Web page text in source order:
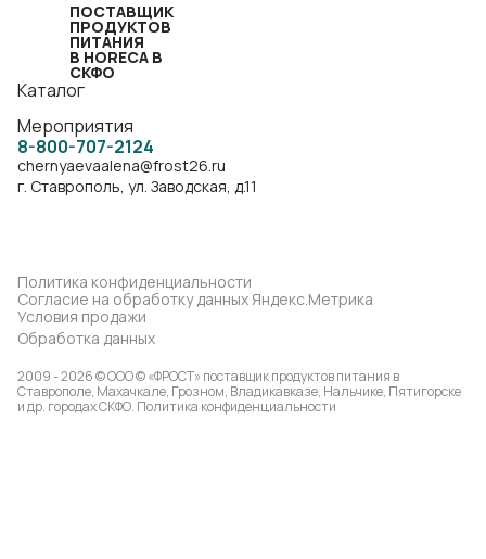
ПОСТАВЩИК
ПРОДУКТОВ
ПИТАНИЯ
В HORECA В
СКФО
Каталог
Мероприятия
8-800-707-2124
chernyaevaalena@frost26.ru
г. Ставрополь, ул. Заводская, д.11
Политика конфиденциальности
Согласие на обработку данных Яндекс.Метрика
Условия продажи
Обработка данных
2009 - 2026 © ООО © «ФРОСТ» поставщик продуктов питания в
Ставрополе, Махачкале, Грозном, Владикавказе, Нальчике, Пятигорске
и др. городах СКФО. Политика конфиденциальности